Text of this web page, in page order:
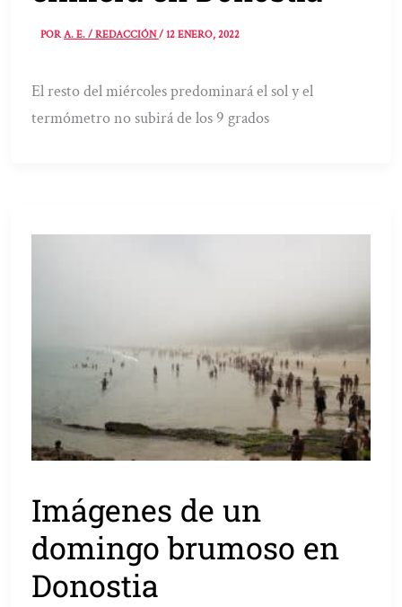
PORA. E. / REDACCIÓN/12 ENERO, 2022
El resto del miércoles predominará el sol y el
termómetro no subirá de los 9 grados
Imágenes de un
domingo brumoso en
Donostia